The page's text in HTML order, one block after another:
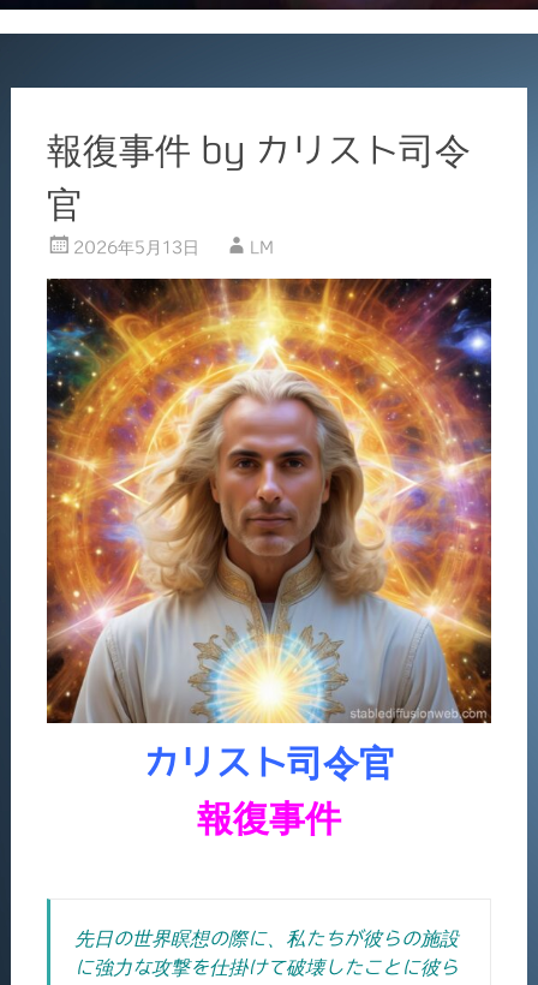
報復事件 by カリスト司令
官
2026年5月13日 LM
カリスト司令官
報復事件
先日の世界瞑想の際に、私たちが彼らの施設
に強力な攻撃を仕掛けて破壊したことに彼ら